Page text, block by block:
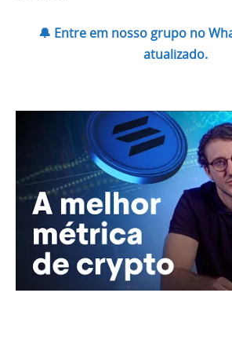
🔔 Entre em nosso grupo no
atualizado.